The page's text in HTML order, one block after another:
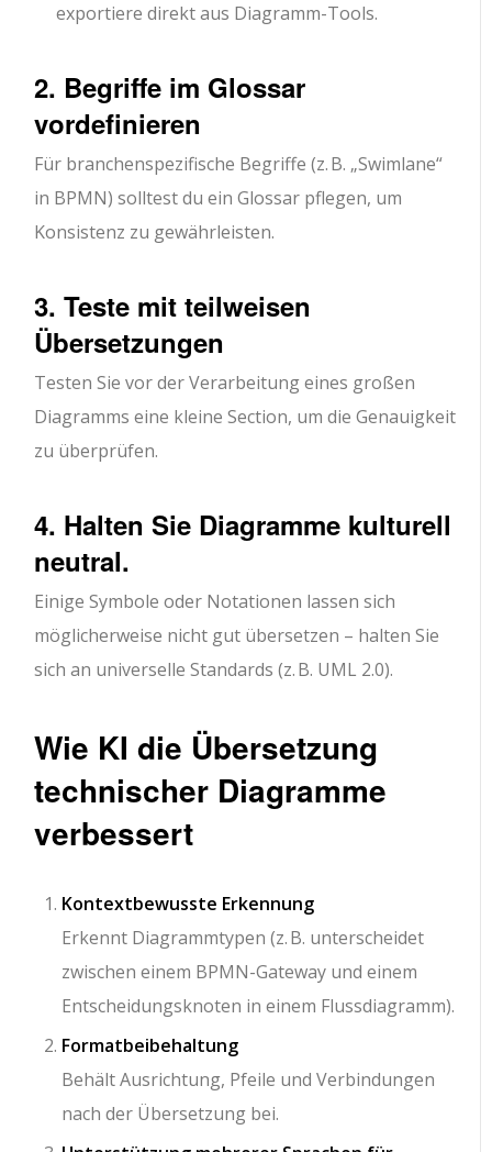
exportiere direkt aus Diagramm-Tools.
2. Begriffe im Glossar
vordefinieren
Für branchenspezifische Begriffe (z. B. „Swimlane“
in BPMN) solltest du ein Glossar pflegen, um
Konsistenz zu gewährleisten.
3. Teste mit teilweisen
Übersetzungen
Testen Sie vor der Verarbeitung eines großen
Diagramms eine kleine Section, um die Genauigkeit
zu überprüfen.
4. Halten Sie Diagramme kulturell
neutral.
Einige Symbole oder Notationen lassen sich
möglicherweise nicht gut übersetzen – halten Sie
sich an universelle Standards (z. B. UML 2.0).
Wie KI die Übersetzung
technischer Diagramme
verbessert
Kontextbewusste Erkennung
Erkennt Diagrammtypen (z. B. unterscheidet
zwischen einem BPMN-Gateway und einem
Entscheidungsknoten in einem Flussdiagramm).
Formatbeibehaltung
Behält Ausrichtung, Pfeile und Verbindungen
nach der Übersetzung bei.